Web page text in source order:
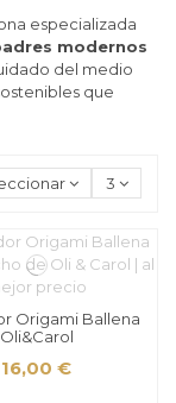
especializada
modernos
del medio
que
3
Origami Ballena
Oli&Carol
16,00 €